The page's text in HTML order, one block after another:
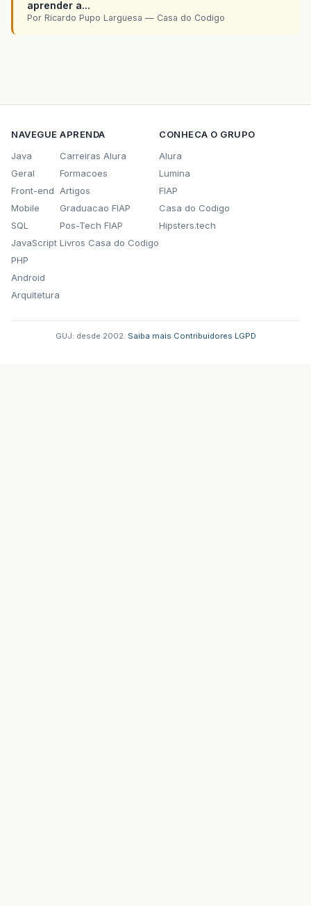
aprender a...
Por Ricardo Pupo Larguesa — Casa do Codigo
NAVEGUE
Java
Geral
Front-end
Mobile
SQL
JavaScript
PHP
Android
Arquitetura
APRENDA
Carreiras Alura
Formacoes
Artigos
Graduacao FIAP
Pos-Tech FIAP
Livros Casa do Codigo
CONHECA O GRUPO
Alura
Lumina
FIAP
Casa do Codigo
Hipsters.tech
GUJ: desde 2002. Saiba mais Contribuidores LGPD